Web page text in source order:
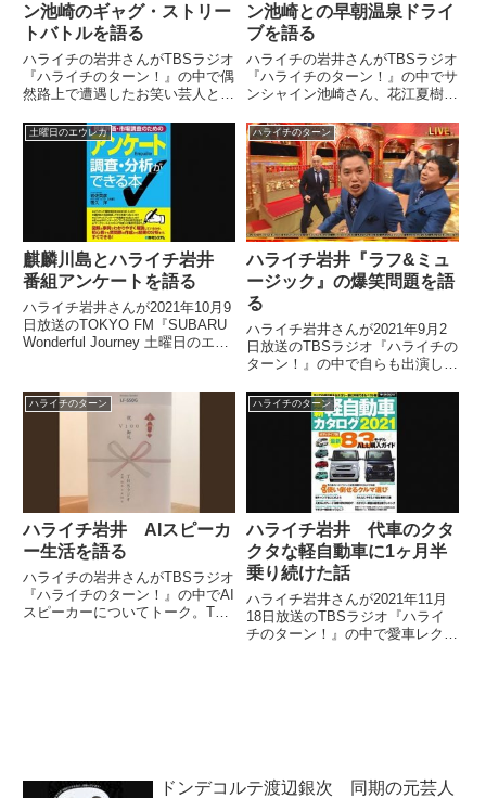
ン池崎のギャグ・ストリー
トバトルを語る
ハライチの岩井さんがTBSラジオ
『ハライチのターン！』の中で偶
然路上で遭遇したお笑い芸人とサ
ストリートバトルについて話して
いました。（岩井勇気）で、夜は
もうね、サンシャイン池崎と飲み
に行く約束をしていて。それで...
ン池崎との早朝温泉ドライ
ブを語る
ハライチの岩井さんがTBSラジオ
『ハライチのターン！』の中でサ
ンシャイン池崎さん、花江夏樹さ
際の模様を話していました。（岩
井勇気）あのね、同期のサンシャ
イン池崎が最近車を手に入れたん
ですけどね。ロッチの中岡さん...
土曜日のエウレカ
麒麟川島とハライチ岩井
番組アンケートを語る
ハライチ岩井さんが2021年10月9
日放送のTOKYO FM『SUBARU
Wonderful Journey 土曜日のエウ
て話していました。
ハライチのターン
ハライチ岩井『ラフ&ミュ
ージック』の爆笑問題を語
る
ハライチ岩井さんが2021年9月2
日放送のTBSラジオ『ハライチの
ターン！』の中で自らも出演した
ック』についてトーク。爆笑問題
とダウンタウン・松本人志さんと
の絡みなどについて話していまし
ハライチのターン
ハライチ岩井 AIスピーカ
ー生活を語る
ハライチの岩井さんがTBSラジオ
『ハライチのターン！』の中でAI
スピーカーについてトーク。TBS
ハライチのターン
ハライチ岩井 代車のクタ
クタな軽自動車に1ヶ月半
乗り続けた話
ハライチ岩井さんが2021年11月
18日放送のTBSラジオ『ハライ
チのターン！』の中で愛車レクサ
ドンデコルテ渡辺銀次 同期の元芸人